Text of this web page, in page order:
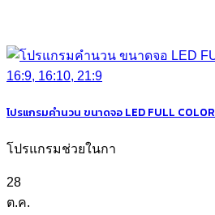
โปรแกรมคำนวน ขนาดจอ LED FULL COLOR
โปรแกรมช่วยในกา
28
ต.ค.